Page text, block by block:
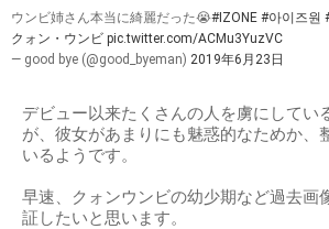
ウンビ姉さん本当に綺麗だった😭#IZONE #아이즈원
クォン・ウンビ pic.twitter.com/ACMu3YuzVC
— good bye (@good_byeman) 2019年6月23日
デビュー以来たくさんの人を虜にしてい
が、彼女があまりにも魅惑的なためか、
いるようです。
早速、クォンウンビの幼少期など過去画
証したいと思います。